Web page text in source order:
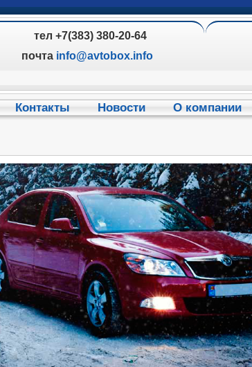
тел +7(383) 380-20-64
почта info@avtobox.info
Контакты Новости О компании